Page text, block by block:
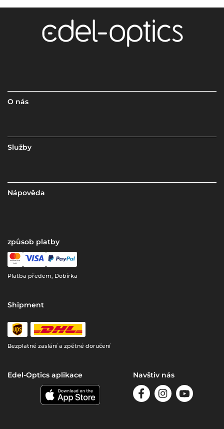
O nás
Služby
Nápověda
způsob platby
Platba předem, Dobírka
Shipment
Bezplatné zaslání a zpětné doručení
Edel-Optics aplikace Navštiv nás